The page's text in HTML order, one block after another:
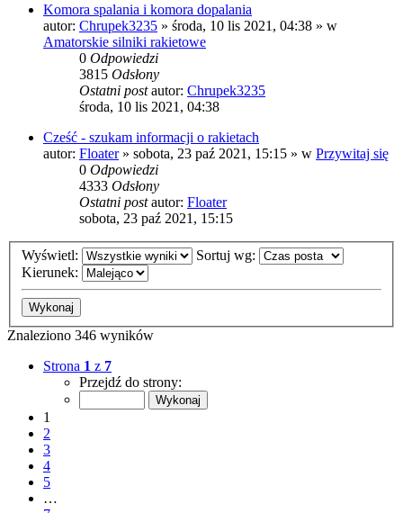
Komora spalania i komora dopalania
autor: Chrupek3235 » środa, 10 lis 2021, 04:38 » w
Amatorskie silniki rakietowe
0 Odpowiedzi
3815 Odsłony
Ostatni postautor: Chrupek3235
środa, 10 lis 2021, 04:38
Cześć - szukam informacji o rakietach
autor: Floater» sobota, 23 paź 2021, 15:15 » w Przywitaj się
0 Odpowiedzi
4333 Odsłony
Ostatni postautor: Floater
sobota, 23 paź 2021, 15:15
Wyświetl:
Sortuj wg:
Kierunek:
Znaleziono 346 wyników
Strona 1 z 7
Przejdź do strony:
1
2
3
4
5
…